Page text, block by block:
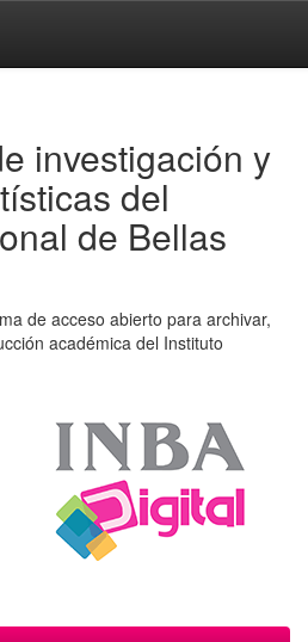
investigación y
del
de Bellas
de acceso abierto para archivar,
académica del Instituto